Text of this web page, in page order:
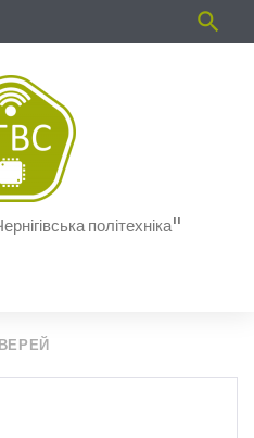
search
політехніка"